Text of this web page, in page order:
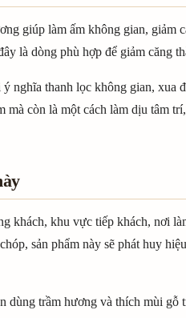
giúp làm ấm không gian, giảm
là dòng phù hợp để giảm căng
nghĩa thanh lọc không gian, xua
còn là một cách làm dịu tâm
khách, khu vực tiếp khách, nơi
sản phẩm này sẽ phát huy
dùng trầm hương và thích mùi